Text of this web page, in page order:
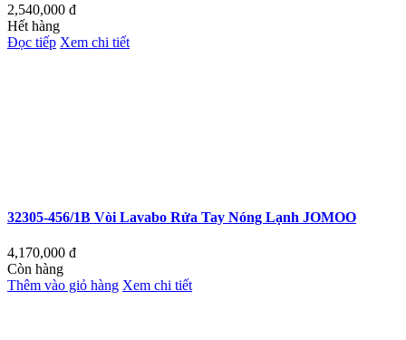
2,540,000 đ
Hết hàng
Đọc tiếp Xem chi tiết
32305-456/1B Vòi Lavabo Rửa Tay Nóng Lạnh JOMOO
4,170,000 đ
Còn hàng
Thêm vào giỏ hàng Xem chi tiết